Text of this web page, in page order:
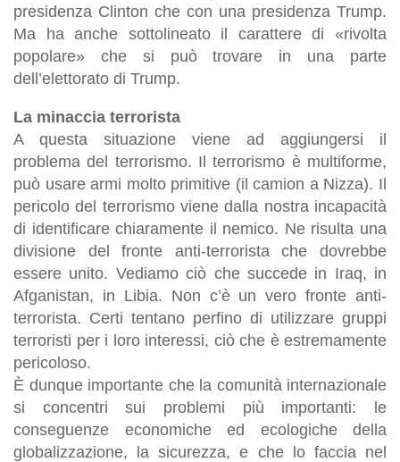
presidenza Clinton che con una presidenza Trump.
Ma ha anche sottolineato il carattere di «rivolta
popolare» che si può trovare in una parte
dell’elettorato di Trump.
La minaccia terrorista
A questa situazione viene ad aggiungersi il
problema del terrorismo. Il terrorismo è multiforme,
può usare armi molto primitive (il camion a Nizza). Il
pericolo del terrorismo viene dalla nostra incapacità
di identificare chiaramente il nemico. Ne risulta una
divisione del fronte anti-terrorista che dovrebbe
essere unito. Vediamo ciò che succede in Iraq, in
Afganistan, in Libia. Non c’è un vero fronte anti-
terrorista. Certi tentano perfino di utilizzare gruppi
terroristi per i loro interessi, ciò che è estremamente
pericoloso.
È dunque importante che la comunità internazionale
si concentri sui problemi più importanti: le
conseguenze economiche ed ecologiche della
globalizzazione, la sicurezza, e che lo faccia nel